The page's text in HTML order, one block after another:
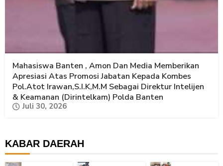
Mahasiswa Banten , Amon Dan Media Memberikan
Apresiasi Atas Promosi Jabatan Kepada Kombes
Pol.Atot Irawan,S.I.K,M.M Sebagai Direktur Intelijen
& Keamanan (Dirintelkam) Polda Banten
Juli 30, 2026
KABAR DAERAH